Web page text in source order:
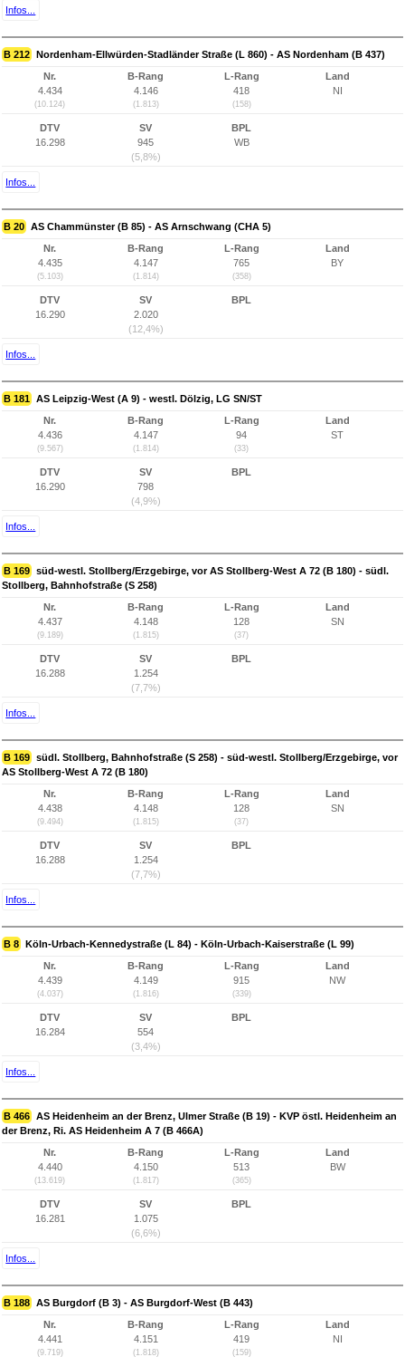
Infos...
B 212 Nordenham-Ellwürden-Stadländer Straße (L 860) - AS Nordenham (B 437)
Nr.
4.434
(10.124)
B-Rang
4.146
(1.813)
L-Rang
418
(158)
Land
NI
DTV
16.298
SV
945
(5,8%)
BPL
WB
Infos...
B 20 AS Chammünster (B 85) - AS Arnschwang (CHA 5)
Nr.
4.435
(5.103)
B-Rang
4.147
(1.814)
L-Rang
765
(358)
Land
BY
DTV
16.290
SV
2.020
(12,4%)
BPL
Infos...
B 181 AS Leipzig-West (A 9) - westl. Dölzig, LG SN/ST
Nr.
4.436
(9.567)
B-Rang
4.147
(1.814)
L-Rang
94
(33)
Land
ST
DTV
16.290
SV
798
(4,9%)
BPL
Infos...
B 169 süd-westl. Stollberg/Erzgebirge, vor AS Stollberg-West A 72 (B 180) - südl.
Stollberg, Bahnhofstraße (S 258)
Nr.
4.437
(9.189)
B-Rang
4.148
(1.815)
L-Rang
128
(37)
Land
SN
DTV
16.288
SV
1.254
(7,7%)
BPL
Infos...
B 169 südl. Stollberg, Bahnhofstraße (S 258) - süd-westl. Stollberg/Erzgebirge, vor
AS Stollberg-West A 72 (B 180)
Nr.
4.438
(9.494)
B-Rang
4.148
(1.815)
L-Rang
128
(37)
Land
SN
DTV
16.288
SV
1.254
(7,7%)
BPL
Infos...
B 8 Köln-Urbach-Kennedystraße (L 84) - Köln-Urbach-Kaiserstraße (L 99)
Nr.
4.439
(4.037)
B-Rang
4.149
(1.816)
L-Rang
915
(339)
Land
NW
DTV
16.284
SV
554
(3,4%)
BPL
Infos...
B 466 AS Heidenheim an der Brenz, Ulmer Straße (B 19) - KVP östl. Heidenheim an
der Brenz, Ri. AS Heidenheim A 7 (B 466A)
Nr.
4.440
(13.619)
B-Rang
4.150
(1.817)
L-Rang
513
(365)
Land
BW
DTV
16.281
SV
1.075
(6,6%)
BPL
Infos...
B 188 AS Burgdorf (B 3) - AS Burgdorf-West (B 443)
Nr.
4.441
(9.719)
B-Rang
4.151
(1.818)
L-Rang
419
(159)
Land
NI